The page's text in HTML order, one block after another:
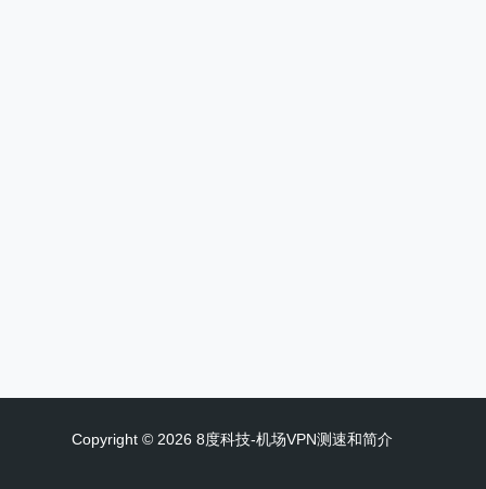
Copyright © 2026 8度科技-机场VPN测速和简介